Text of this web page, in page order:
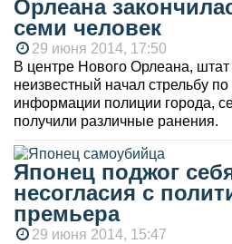
Орлеана
семи человек
29 июня 2014, 17:50
В центре Нового Орлеана, штат
неизвестный начал стрельбу
информации полиции города,
получили различные ранения.
Японец поджог
несогласия с
премьера
29 июня 2014, 15:47